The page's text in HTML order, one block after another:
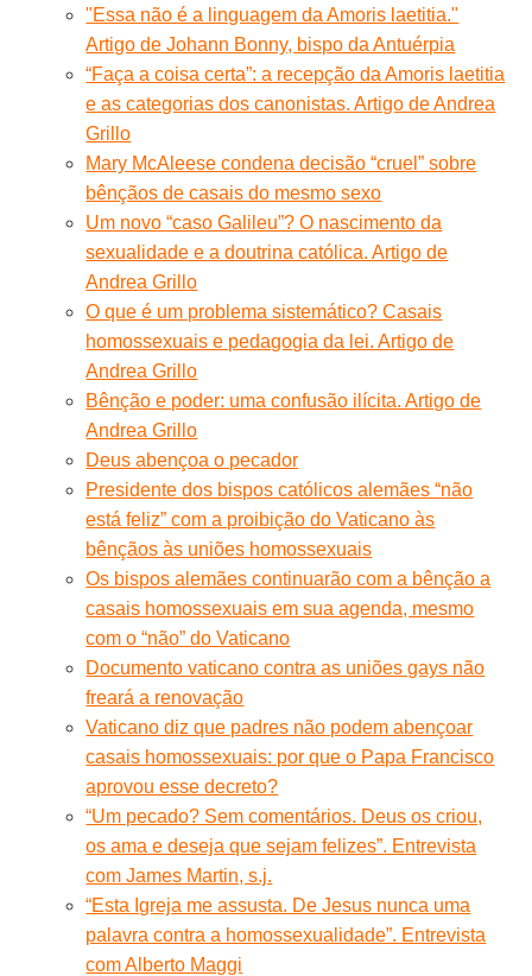
"Essa não é a linguagem da Amoris laetitia."
Artigo de Johann Bonny, bispo da Antuérpia
“Faça a coisa certa”: a recepção da Amoris laetitia
e as categorias dos canonistas. Artigo de Andrea
Grillo
Mary McAleese condena decisão “cruel” sobre
bênçãos de casais do mesmo sexo
Um novo “caso Galileu”? O nascimento da
sexualidade e a doutrina católica. Artigo de
Andrea Grillo
O que é um problema sistemático? Casais
homossexuais e pedagogia da lei. Artigo de
Andrea Grillo
Bênção e poder: uma confusão ilícita. Artigo de
Andrea Grillo
Deus abençoa o pecador
Presidente dos bispos católicos alemães “não
está feliz” com a proibição do Vaticano às
bênçãos às uniões homossexuais
Os bispos alemães continuarão com a bênção a
casais homossexuais em sua agenda, mesmo
com o “não” do Vaticano
Documento vaticano contra as uniões gays não
freará a renovação
Vaticano diz que padres não podem abençoar
casais homossexuais: por que o Papa Francisco
aprovou esse decreto?
“Um pecado? Sem comentários. Deus os criou,
os ama e deseja que sejam felizes”. Entrevista
com James Martin, s.j.
“Esta Igreja me assusta. De Jesus nunca uma
palavra contra a homossexualidade”. Entrevista
com Alberto Maggi